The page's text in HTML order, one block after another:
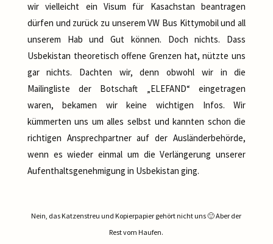
wir vielleicht ein Visum für Kasachstan beantragen
dürfen und zurück zu unserem VW Bus Kittymobil und all
unserem Hab und Gut können. Doch nichts. Dass
Usbekistan theoretisch offene Grenzen hat, nützte uns
gar nichts. Dachten wir, denn obwohl wir in die
Mailingliste der Botschaft „ELEFAND“ eingetragen
waren, bekamen wir keine wichtigen Infos. Wir
kümmerten uns um alles selbst und kannten schon die
richtigen Ansprechpartner auf der Ausländerbehörde,
wenn es wieder einmal um die Verlängerung unserer
Aufenthaltsgenehmigung in Usbekistan ging.
Nein, das Katzenstreu und Kopierpapier gehört nicht uns 🙂 Aber der
Rest vom Haufen.